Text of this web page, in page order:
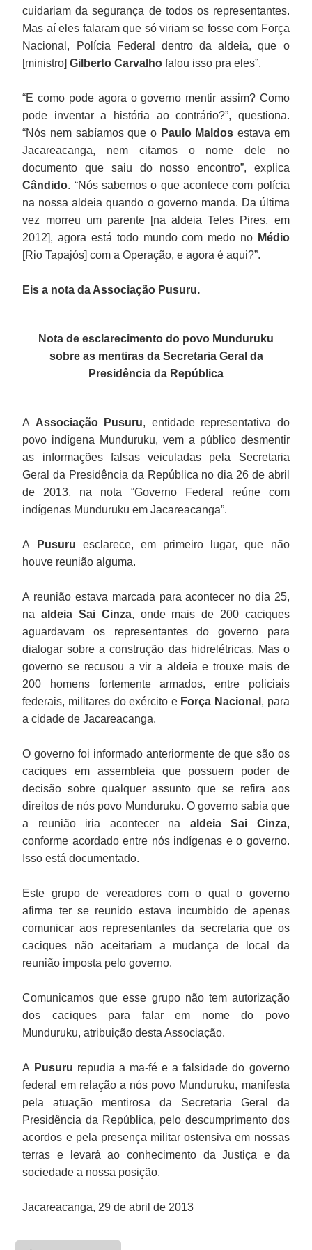
cuidariam da segurança de todos os representantes.
Mas aí eles falaram que só viriam se fosse com Força
Nacional, Polícia Federal dentro da aldeia, que o
[ministro]Gilberto Carvalho falou isso pra eles”.
“E como pode agora o governo mentir assim? Como
pode inventar a história ao contrário?”, questiona.
“Nós nem sabíamos que o Paulo Maldos estava em
Jacareacanga, nem citamos o nome dele no
documento que saiu do nosso encontro”, explica
Cândido. “Nós sabemos o que acontece com polícia
na nossa aldeia quando o governo manda. Da última
vez morreu um parente [na aldeia Teles Pires, em
2012], agora está todo mundo com medo no Médio
[Rio Tapajós] com a Operação, e agora é aqui?”.
Eis a nota da Associação Pusuru.
Nota de esclarecimento do povo Munduruku
sobre as mentiras da Secretaria Geral da
Presidência da República
A Associação Pusuru, entidade representativa do
povo indígena Munduruku, vem a público desmentir
as informações falsas veiculadas pela Secretaria
Geral da Presidência da República no dia 26 de abril
de 2013, na nota “Governo Federal reúne com
indígenas Munduruku em Jacareacanga”.
A Pusuru esclarece, em primeiro lugar, que não
houve reunião alguma.
A reunião estava marcada para acontecer no dia 25,
naaldeia Sai Cinza, onde mais de 200 caciques
aguardavam os representantes do governo para
dialogar sobre a construção das hidrelétricas. Mas o
governo se recusou a vir a aldeia e trouxe mais de
200 homens fortemente armados, entre policiais
federais, militares do exército e Força Nacional , para
a cidade de Jacareacanga.
O governo foi informado anteriormente de que são os
caciques em assembleia que possuem poder de
decisão sobre qualquer assunto que se refira aos
direitos de nós povo Munduruku. O governo sabia que
a reunião iria acontecer na aldeia Sai Cinza,
conforme acordado entre nós indígenas e o governo.
Isso está documentado.
Este grupo de vereadores com o qual o governo
afirma ter se reunido estava incumbido de apenas
comunicar aos representantes da secretaria que os
caciques não aceitariam a mudança de local da
reunião imposta pelo governo.
Comunicamos que esse grupo não tem autorização
dos caciques para falar em nome do povo
Munduruku, atribuição desta Associação.
A Pusuru repudia a ma-fé e a falsidade do governo
federal em relação a nós povo Munduruku, manifesta
pela atuação mentirosa da Secretaria Geral da
Presidência da República, pelo descumprimento dos
acordos e pela presença militar ostensiva em nossas
terras e levará ao conhecimento da Justiça e da
sociedade a nossa posição.
Jacareacanga, 29 de abril de 2013